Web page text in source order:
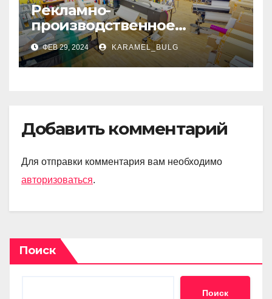
Рекламно-
производственное
агентство: ключевые
моменты и преимущества
ФЕВ 29, 2024 KARAMEL_BULG
Добавить комментарий
Для отправки комментария вам необходимо
авторизоваться.
Поиск
Поиск